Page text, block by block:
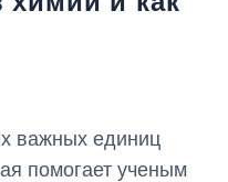
важных единиц
помогает ученым